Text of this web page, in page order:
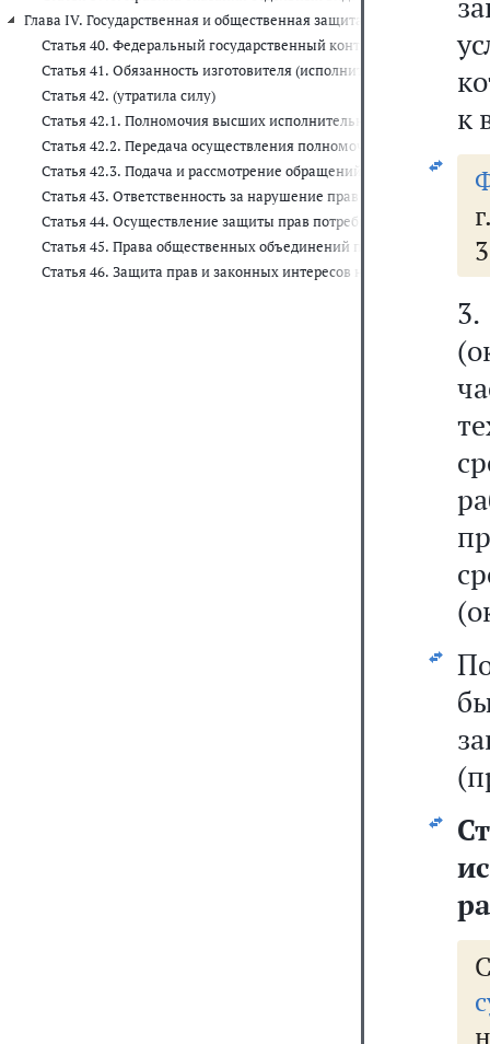
Глава IV. Государственная и общественная защита прав
Статья 40. Федеральный государственный контроль (надзор) в
Статья 41. Обязанность изготовителя (исполнителя, продавца,
Статья 42. (утратила силу)
Статья 42.1. Полномочия высших исполнительных органов
Статья 42.2. Передача осуществления полномочий органа
Статья 42.3. Подача и рассмотрение обращений потребителей
Статья 43. Ответственность за нарушение прав потребителей,
Статья 44. Осуществление защиты прав потребителей органами
Статья 45. Права общественных объединений потребителей (их
Статья 46. Защита прав и законных интересов неопределенного
к
3